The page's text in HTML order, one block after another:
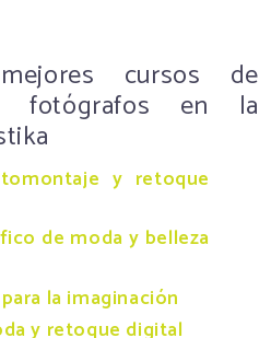
cursos de
fotógrafos en la
y retoque
de moda y belleza
la imaginación
y retoque digital